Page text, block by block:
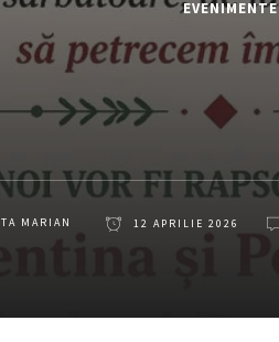
EVENIMENTE
MARIAN 12 APRILIE 2026